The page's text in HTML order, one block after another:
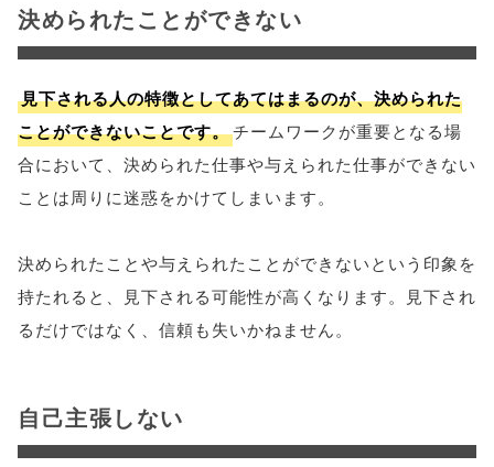
決められたことができない
見下される人の特徴としてあてはまるのが、決められた
ことができないことです。チームワークが重要となる場
合において、決められた仕事や与えられた仕事ができない
ことは周りに迷惑をかけてしまいます。
決められたことや与えられたことができないという印象を
持たれると、見下される可能性が高くなります。見下され
るだけではなく、信頼も失いかねません。
自己主張しない